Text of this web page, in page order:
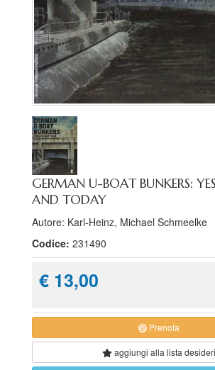
GERMAN U-BOAT BUNKERS:
AND TODAY
Autore: Karl-Heinz, Michael Schmeelke
Codice: 231490
€ 13,00
Prenota
aggiungi alla lista desideri